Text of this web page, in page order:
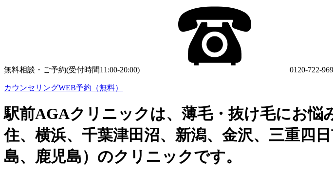
無料相談・ご予約(受付時間11:00-20:00) 0120-722-969
カウンセリングWEB予約（無料）
駅前AGAクリニックは、薄毛・抜け毛にお悩
住、横浜、千葉津田沼、新潟、金沢、三重四
島、鹿児島）のクリニックです。